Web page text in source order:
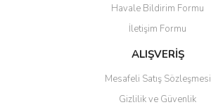
Ürün açıklamasında eksik bilgiler bulunuyor.
Ürün bilgilerinde hatalar bulunuyor.
Ürün fiyatı diğer sitelerden daha pahalı.
Havale Bildirim Formu
İletişim Formu
ALIŞVERİŞ
Mesafeli Satış Sözleşmesi
Gizlilik ve Güvenlik